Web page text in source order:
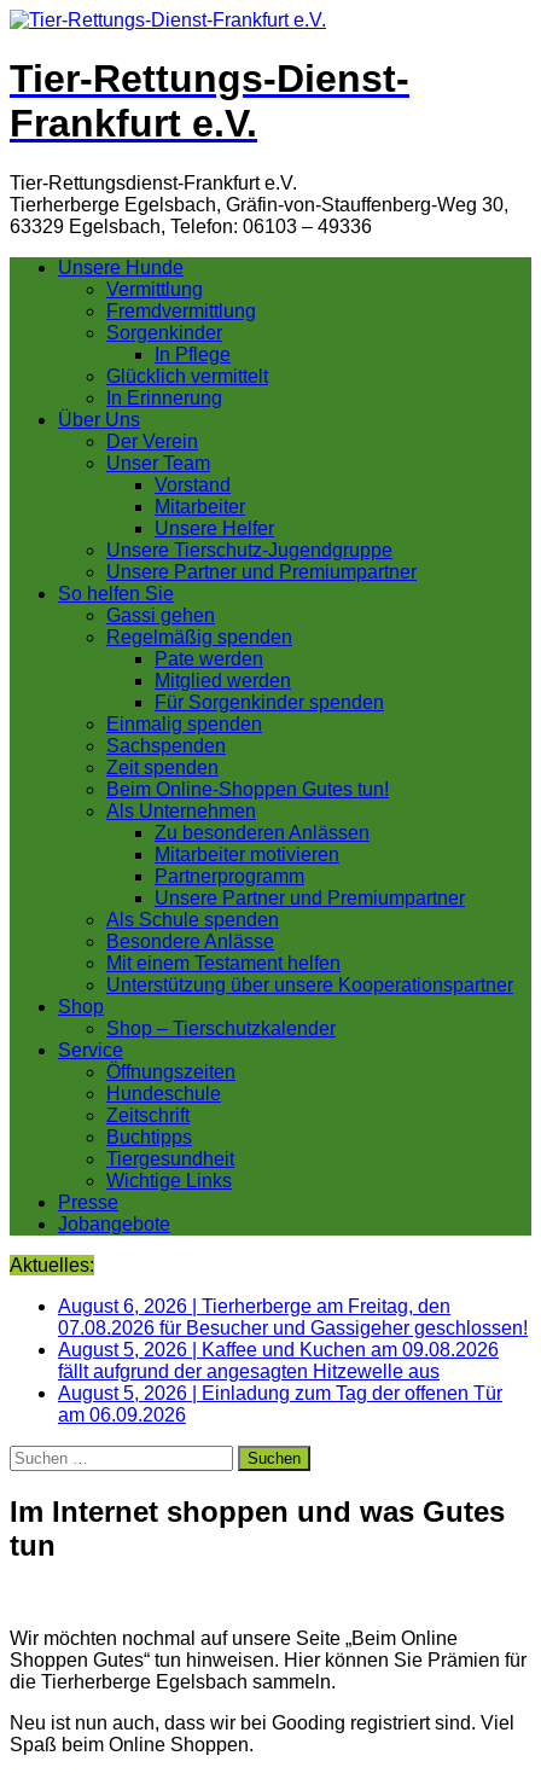
Tier-Rettungs-Dienst-
Frankfurt e.V.
Tier-Rettungsdienst-Frankfurt e.V.
Tierherberge Egelsbach, Gräfin-von-Stauffenberg-Weg 30,
63329 Egelsbach, Telefon: 06103 – 49336
Unsere Hunde
Vermittlung
Fremdvermittlung
Sorgenkinder
In Pflege
Glücklich vermittelt
In Erinnerung
Über Uns
Der Verein
Unser Team
Vorstand
Mitarbeiter
Unsere Helfer
Unsere Tierschutz-Jugendgruppe
Unsere Partner und Premiumpartner
So helfen Sie
Gassi gehen
Regelmäßig spenden
Pate werden
Mitglied werden
Für Sorgenkinder spenden
Einmalig spenden
Sachspenden
Zeit spenden
Beim Online-Shoppen Gutes tun!
Als Unternehmen
Zu besonderen Anlässen
Mitarbeiter motivieren
Partnerprogramm
Unsere Partner und Premiumpartner
Als Schule spenden
Besondere Anlässe
Mit einem Testament helfen
Unterstützung über unsere Kooperationspartner
Shop
Shop – Tierschutzkalender
Service
Öffnungszeiten
Hundeschule
Zeitschrift
Buchtipps
Tiergesundheit
Wichtige Links
Presse
Jobangebote
Aktuelles:
August 6, 2026
Tierherberge am Freitag, den
07.08.2026 für Besucher und Gassigeher geschlossen!
August 5, 2026
Kaffee und Kuchen am 09.08.2026
fällt aufgrund der angesagten Hitzewelle aus
August 5, 2026
Einladung zum Tag der offenen Tür
am 06.09.2026
Suchen
nach:
Im Internet shoppen und was Gutes
tun
Wir möchten nochmal auf unsere Seite „Beim Online
Shoppen Gutes“ tun hinweisen. Hier können Sie Prämien für
die Tierherberge Egelsbach sammeln.
Neu ist nun auch, dass wir bei Gooding registriert sind. Viel
Spaß beim Online Shoppen.